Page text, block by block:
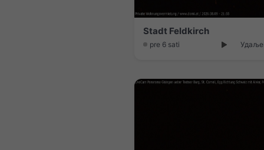
Stadt Feldkirch
pre 6 sati